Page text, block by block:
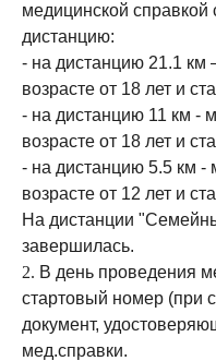
медицинской
дистанцию:
- на дистанцию 21.1
возрасте от 18 лет и
- на дистанцию 11 км
возрасте от 18 лет и
- на дистанцию 5.5 км
возрасте от 12 лет и
На дистанции
завершилась.
2. В день проведения
стартовый номер (при
документ,
мед.справки.